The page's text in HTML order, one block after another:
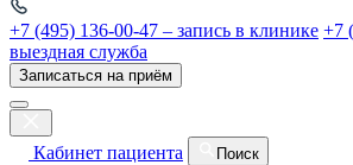
+7 (495) 136-00-47 – запись в клинике +7
выездная служба
Записаться на приём
Кабинет пациента Поиск